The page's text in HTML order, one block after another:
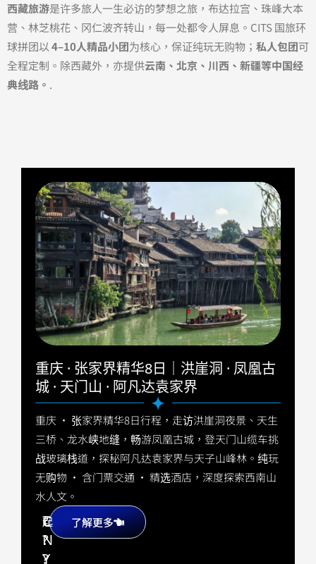
西藏旅游是许多旅人一生必访的梦想之旅，布达拉宫、珠峰大本
营、林芝桃花、冈仁波齐转山，每一处都令人屏息。CITS 国旅环
球拼团以 4–10人精品小团为核心，保证纯玩无购物； 私人包团可
全程定制。除西藏外，亦提供云南、北京、川西、新疆等中国经
典线路。 .
重庆 · 张家界精华8日｜洪崖洞 · 凤凰古
城 · 天门山 · 阿凡达袁家界
重庆 · 张家界精华8日行程，走访洪崖洞夜景、天生
三桥、龙水峡地缝，畅游凤凰古城，登天门山缆车挑
战玻璃栈道，探秘阿凡达袁家界与天子山峰林。纯玩
无购物 · 含门票交通 · 精选酒店，深度探索西南山
水人文。
了解更多
?
?
?
C
N
Y
起